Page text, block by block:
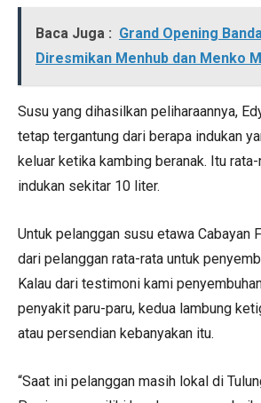
Baca Juga : Grand Opening
Diresmikan Menhub dan Menko
Susu yang dihasilkan peliharaannya,
tetap tergantung dari berapa indukan
keluar ketika kambing beranak. Itu
indukan sekitar 10 liter.
Untuk pelanggan susu etawa Cabayan
dari pelanggan rata-rata untuk
Kalau dari testimoni kami
penyakit paru-paru, kedua lambung
atau persendian kebanyakan itu.
“Saat ini pelanggan masih lokal di